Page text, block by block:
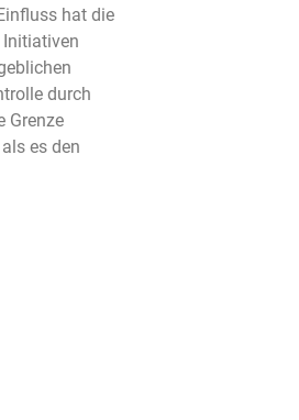
hat die
Initiativen
durch
Grenze
es den